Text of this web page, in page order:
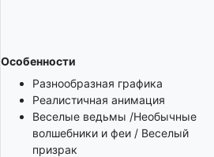
Особенности
Разнообразная графика
Реалистичная анимация
Веселые ведьмы /Необычные
волшебники и феи / Веселый
призрак